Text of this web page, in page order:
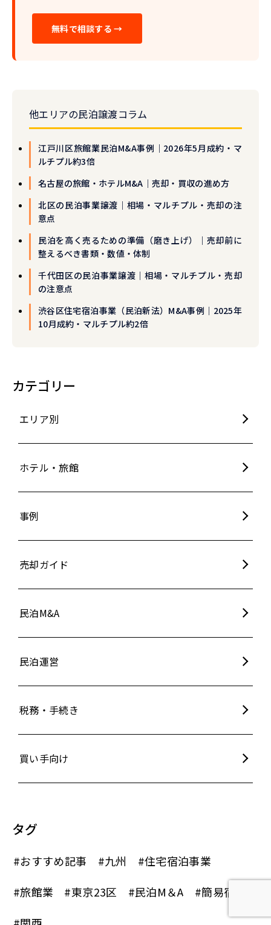
無料で相談する →
他エリアの民泊譲渡コラム
江戸川区旅館業民泊M&A事例｜2026年5月成約・マ
ルチプル約3倍
名古屋の旅館・ホテルM&A｜売却・買収の進め方
北区の民泊事業譲渡｜相場・マルチプル・売却の注
意点
民泊を高く売るための準備（磨き上げ）｜売却前に
整えるべき書類・数値・体制
千代田区の民泊事業譲渡｜相場・マルチプル・売却
の注意点
渋谷区住宅宿泊事業（民泊新法）M&A事例｜2025年
10月成約・マルチプル約2倍
カテゴリー
エリア別
ホテル・旅館
事例
売却ガイド
民泊M&A
民泊運営
税務・手続き
買い手向け
タグ
#おすすめ記事 #九州
#住宅宿泊事業
#旅館業
#東京23区 #民泊M＆A
#簡易宿所